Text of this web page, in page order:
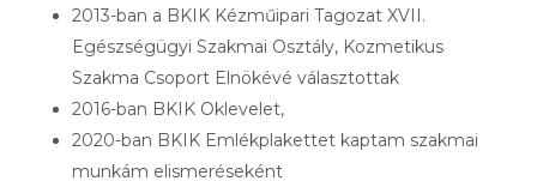
2013-ban a BKIK Kézműipari Tagozat XVII.
Egészségügyi Szakmai Osztály, Kozmetikus
Szakma Csoport Elnökévé választottak
2016-ban BKIK Oklevelet,
2020-ban BKIK Emlékplakettet kaptam szakmai
munkám elismeréseként